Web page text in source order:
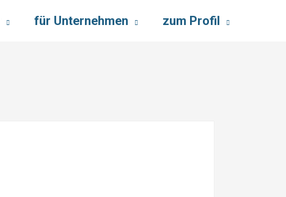
für Unternehmen zum Profil